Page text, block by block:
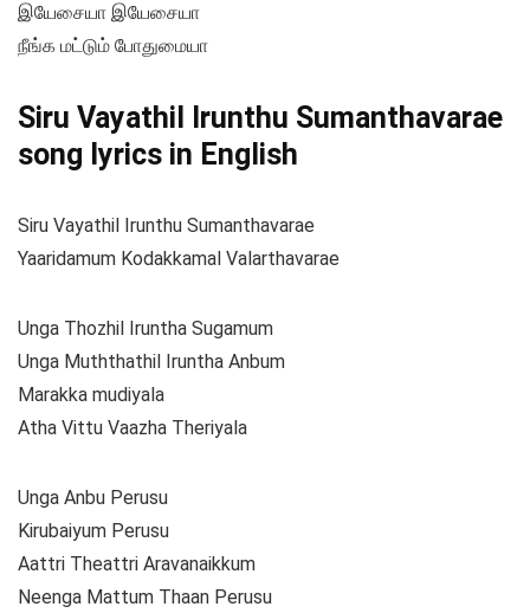
இயேசையா இயேசையா
நீங்க மட்டும் போதுமையா
Siru Vayathil Irunthu Sumanthavarae
song lyrics in English
Siru Vayathil Irunthu Sumanthavarae
Yaaridamum Kodakkamal Valarthavarae
Unga Thozhil Iruntha Sugamum
Unga Muththathil Iruntha Anbum
Marakka mudiyala
Atha Vittu Vaazha Theriyala
Unga Anbu Perusu
Kirubaiyum Perusu
Aattri Theattri Aravanaikkum
Neenga Mattum Thaan Perusu